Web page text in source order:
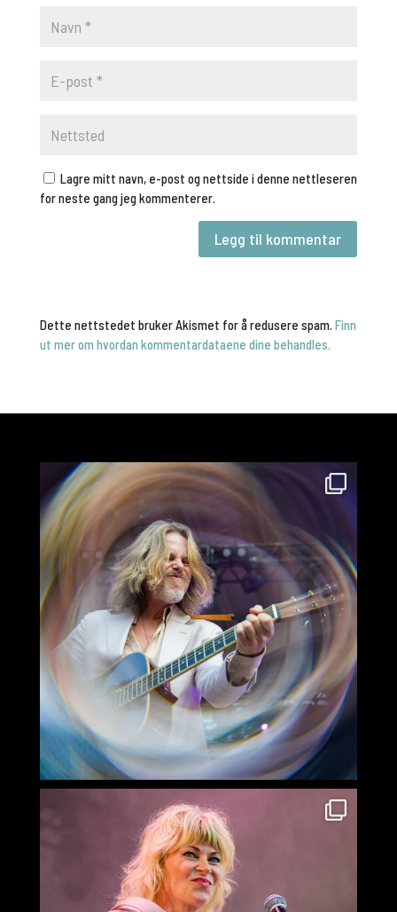
Lagre mitt navn, e-post og nettside i denne nettleseren
for neste gang jeg kommenterer.
Dette nettstedet bruker Akismet for å redusere spam. Finn
ut mer om hvordan kommentardataene dine behandles.